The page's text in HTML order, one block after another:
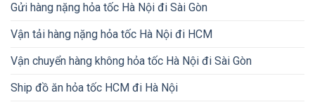
Gửi hàng nặng hỏa tốc Hà Nội đi Sài Gòn
Vận tải hàng nặng hỏa tốc Hà Nội đi HCM
Vận chuyển hàng không hỏa tốc Hà Nội đi Sài Gòn
Ship đồ ăn hỏa tốc HCM đi Hà Nội